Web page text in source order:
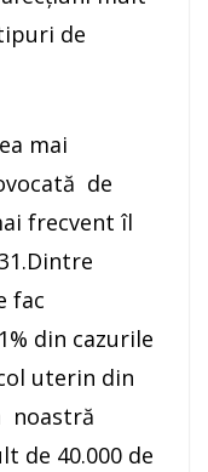
de
mai
de
frecvent îl
fac
din cazurile
uterin din
noastră
de 40.000 de